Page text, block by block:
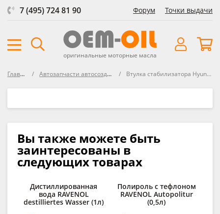
7 (495) 724 81 90 Форум Точки выдачи
оригинальные моторные масла
Главная Автозапчасти автосозданные Втулка стабилизатора Hyundai/Kia
Вы также можете быть
заинтересованы в
следующих товарах
Дистиллированная
вода RAVENOL
destilliertes Wasser (1л)
Полироль с тефлоном
RAVENOL Autopolitur
(0,5л)